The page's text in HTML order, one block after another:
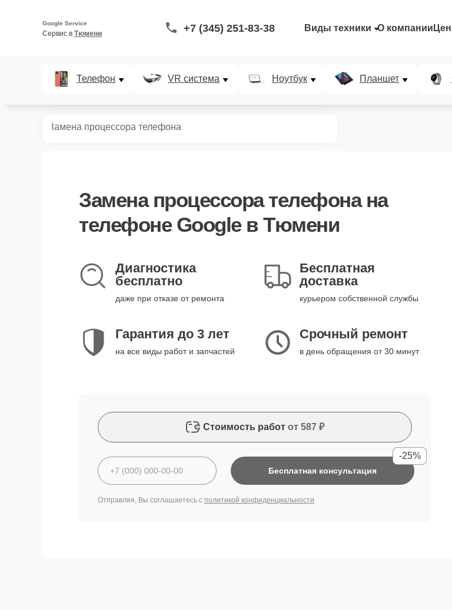
Google Service
Сервис в Тюмени +7 (345) 251-83-38 Виды техники О компании
Телефон VR система Ноутбук Планшет
Замена процессора телефона
Замена процессора телефонана
телефоне Google в Тюмени
Диагностика
бесплатно
даже при отказе от ремонта
Бесплатная
доставка
курьером собственной службы
Гарантия до 3 лет
на все виды работ и запчастей
Срочный ремонт
в день обращения от 30 минут
Стоимость работ от 587 ₽
Бесплатная консультация
-25%
Отправляя, Вы соглашаетесь с политикой конфиденциальности